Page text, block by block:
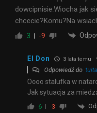
dowcipnisie.Wiocha jak
chcecie?Komu?Na
3 -9
El Don 3 lata temu
Odpowiedź do
Oooo stalufka w
Jak sytuacja za
6 -3